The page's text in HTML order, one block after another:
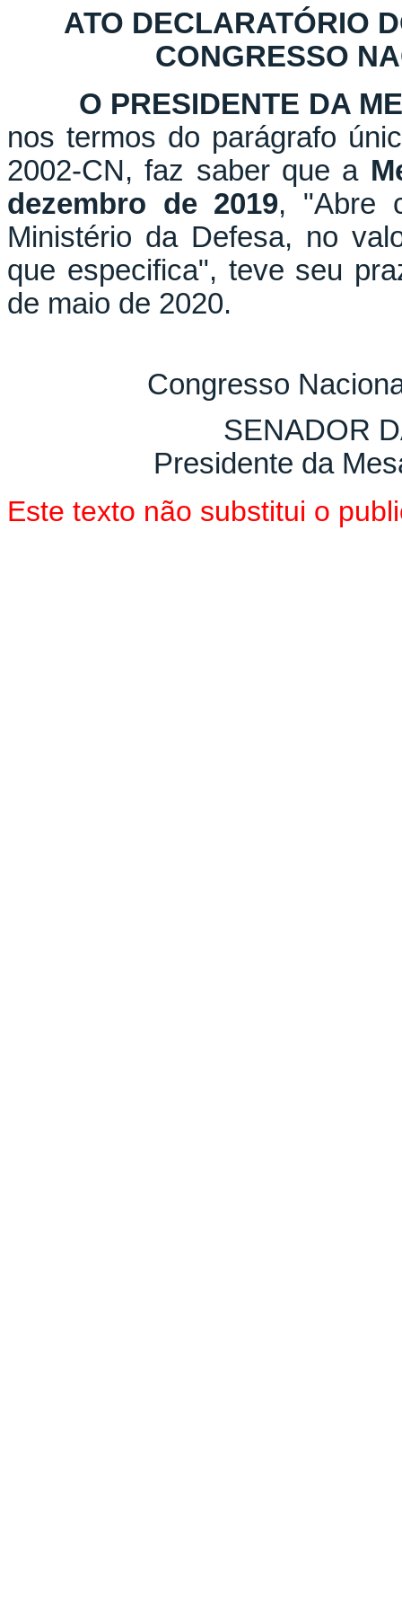
ATO DECLARATÓRIO
CONGRESSO
O PRESIDENTE DA
nos termos do parágrafo
2002-CN, faz saber que a
dezembro de 2019, "Abre
Ministério da Defesa, no
que especifica", teve seu
de maio de 2020.
Congresso
SENADOR
Presidente da
Este texto não substitui o